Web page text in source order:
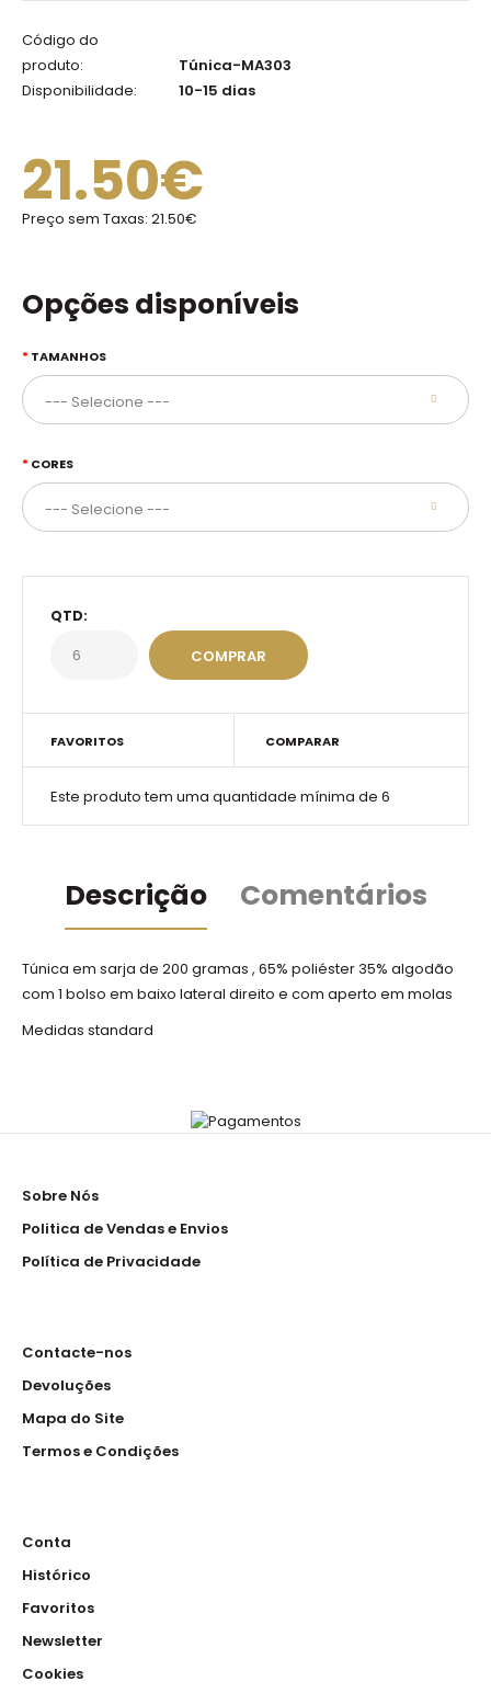
Código do
produto:
Túnica-MA303
Disponibilidade:
10-15 dias
21.50€
Preço sem Taxas: 21.50€
Opções disponíveis
TAMANHOS
CORES
QTD:
FAVORITOS COMPARAR
Este produto tem uma quantidade mínima de 6
Descrição Comentários
Túnica em sarja de 200 gramas , 65% poliéster 35% algodão
com 1 bolso em baixo lateral direito e com aperto em molas
Medidas standard
Sobre Nós
Politica de Vendas e Envios
Política de Privacidade
Contacte-nos
Devoluções
Mapa do Site
Termos e Condições
Conta
Histórico
Favoritos
Newsletter
Cookies